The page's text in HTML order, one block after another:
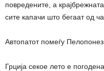
повредените, а
сите капачи што бегаат од
Автопатот помеѓу
Грција секое лето е